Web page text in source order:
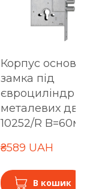
Корпус основного
замка під
євроциліндр для
металевих дверей
10252/R B=60мм
₴589 UAH
В кошик